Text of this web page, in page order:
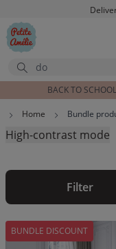
Skip to main content
Free
Search
BACK TO
Home Bundle
High-contrast mode
Filter
BUNDLE DISCOUNT